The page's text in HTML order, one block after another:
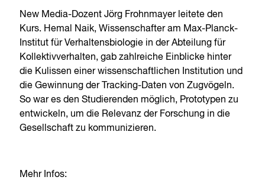
New Media-Dozent Jörg Frohnmayer leitete den
Kurs. Hemal Naik, Wissenschafter am Max-Planck-
Institut für Verhaltensbiologie in der Abteilung für
Kollektivverhalten, gab zahlreiche Einblicke hinter
die Kulissen einer wissenschaftlichen Institution und
die Gewinnung der Tracking-Daten von Zugvögeln.
So war es den Studierenden möglich, Prototypen zu
entwickeln, um die Relevanz der Forschung in die
Gesellschaft zu kommunizieren.
Mehr Infos: